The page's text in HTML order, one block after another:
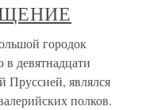
городок
девятнадцати
Пруссией, являлся
полков.